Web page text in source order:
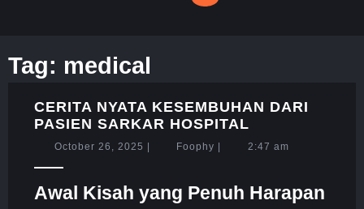
Tag: medical
CERITA NYATA KESEMBUHAN DARI
PASIEN SARKAR HOSPITAL
NYATA
PASIEN
October 26, 2025 OctoberFoophy Foophy2:47 am
Awal Kisah yang Penuh Harapan